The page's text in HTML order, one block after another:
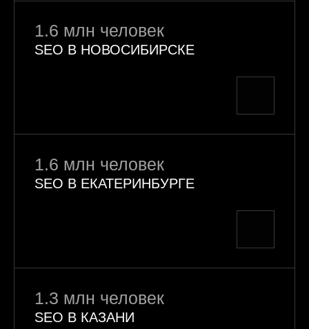
1.6 млн человек
SEO В НОВОСИБИРСКЕ
1.6 млн человек
SEO В ЕКАТЕРИНБУРГЕ
1.3 млн человек
SEO В КАЗАНИ